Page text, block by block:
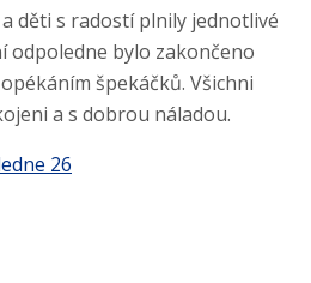
děti s radostí plnily jednotlivé
odpoledne bylo zakončeno
špekáčků. Všichni
a s dobrou náladou.
26